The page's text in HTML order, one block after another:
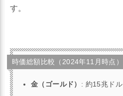
す。
時価総額比較（2024年11月時点）
金（ゴールド） : 約15兆ドル